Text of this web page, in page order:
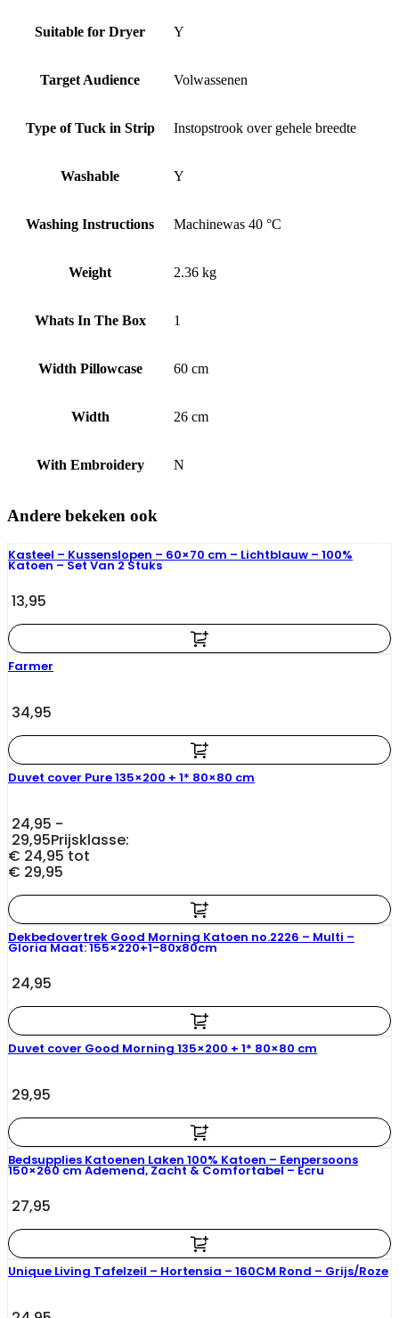
Suitable for Dryer Y
Target Audience Volwassenen
Type of Tuck in Strip Instopstrook over gehele breedte
Washable Y
Washing Instructions Machinewas 40 °C
Weight 2.36 kg
Whats In The Box 1
Width Pillowcase 60 cm
Width 26 cm
With Embroidery N
Andere bekeken ook
Kasteel – Kussenslopen – 60×70 cm – Lichtblauw – 100%
Katoen – Set Van 2 Stuks
13,95
Farmer
34,95
Duvet cover Pure 135×200 + 1* 80×80 cm
24,95 -
29,95Prijsklasse:
€ 24,95 tot
€ 29,95
Dekbedovertrek Good Morning Katoen no.2226 – Multi –
Gloria Maat: 155×220+1-80x80cm
24,95
Duvet cover Good Morning 135×200 + 1* 80×80 cm
29,95
Bedsupplies Katoenen Laken 100% Katoen – Eenpersoons
150×260 cm Ademend, Zacht & Comfortabel – Ecru
27,95
Unique Living Tafelzeil – Hortensia – 160CM Rond – Grijs/Roze